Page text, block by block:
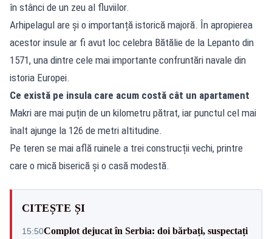
în stânci de un zeu al fluviilor.
Arhipelagul are și o importanță istorică majoră. În apropierea
acestor insule ar fi avut loc celebra Bătălie de la Lepanto din
1571, una dintre cele mai importante confruntări navale din
istoria Europei.
Ce există pe insula care acum costă cât un apartament
Makri are mai puțin de un kilometru pătrat, iar punctul cel mai
înalt ajunge la 126 de metri altitudine.
Pe teren se mai află ruinele a trei construcții vechi, printre
care o mică biserică și o casă modestă.
CITEȘTE ȘI
15:50Complot dejucat în Serbia: doi bărbați, suspectați